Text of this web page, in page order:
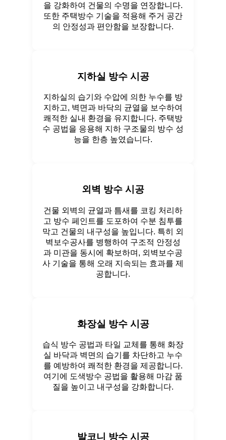
을 강화하여 건물의 수명을 연장합니다.
또한 주택방수 기술을 적용해 주거 공간
의 안정성과 편안함을 보장합니다.
지하실 방수 시공
지하실의 습기와 수압에 의한 누수를 방
지하고, 벽면과 바닥의 균열을 보수하여
쾌적한 실내 환경을 유지합니다. 주택방
수 공법을 응용해 지하 구조물의 방수 성
능을 한층 높였습니다.
외벽 방수 시공
건물 외벽의 균열과 틈새를 코킹 처리하
고 방수 페인트를 도포하여 수분 침투를
막고 건물의 내구성을 높입니다. 특히 외
벽보수공사를 병행하여 구조적 안정성
과 미관을 동시에 확보하며, 외벽보수공
사 기술을 통해 오래 지속되는 효과를 제
공합니다.
화장실 방수 시공
습식 방수 공법과 타일 교체를 통해 화장
실 바닥과 벽면의 습기를 차단하고 누수
를 예방하여 쾌적한 환경을 제공합니다.
여기에 도색방수 공법을 활용해 마감 품
질을 높이고 내구성을 강화합니다.
발코니 방수 시공